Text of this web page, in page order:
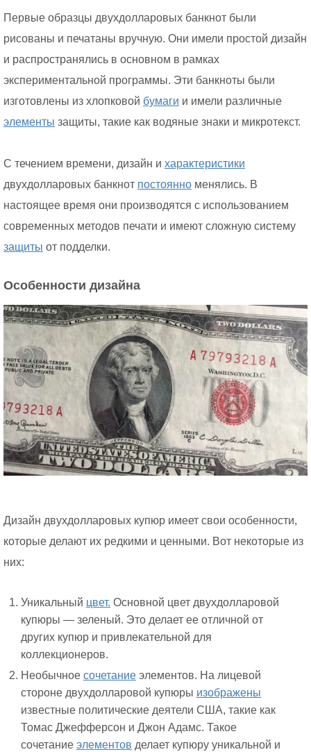
Первые образцы двухдолларовых банкнот были
рисованы и печатаны вручную. Они имели простой дизайн
и распространялись в основном в рамках
экспериментальной программы. Эти банкноты были
изготовлены из хлопковой бумаги и имели различные
элементы защиты, такие как водяные знаки и микротекст.
С течением времени, дизайн и характеристики
двухдолларовых банкнот постоянно менялись. В
настоящее время они производятся с использованием
современных методов печати и имеют сложную систему
защиты от подделки.
Особенности дизайна
Дизайн двухдолларовых купюр имеет свои особенности,
которые делают их редкими и ценными. Вот некоторые из
них:
Уникальный цвет. Основной цвет двухдолларовой
купюры — зеленый. Это делает ее отличной от
других купюр и привлекательной для
коллекционеров.
Необычное сочетание элементов. На лицевой
стороне двухдолларовой купюры изображены
известные политические деятели США, такие как
Томас Джефферсон и Джон Адамс. Такое
сочетание элементов делает купюру уникальной и